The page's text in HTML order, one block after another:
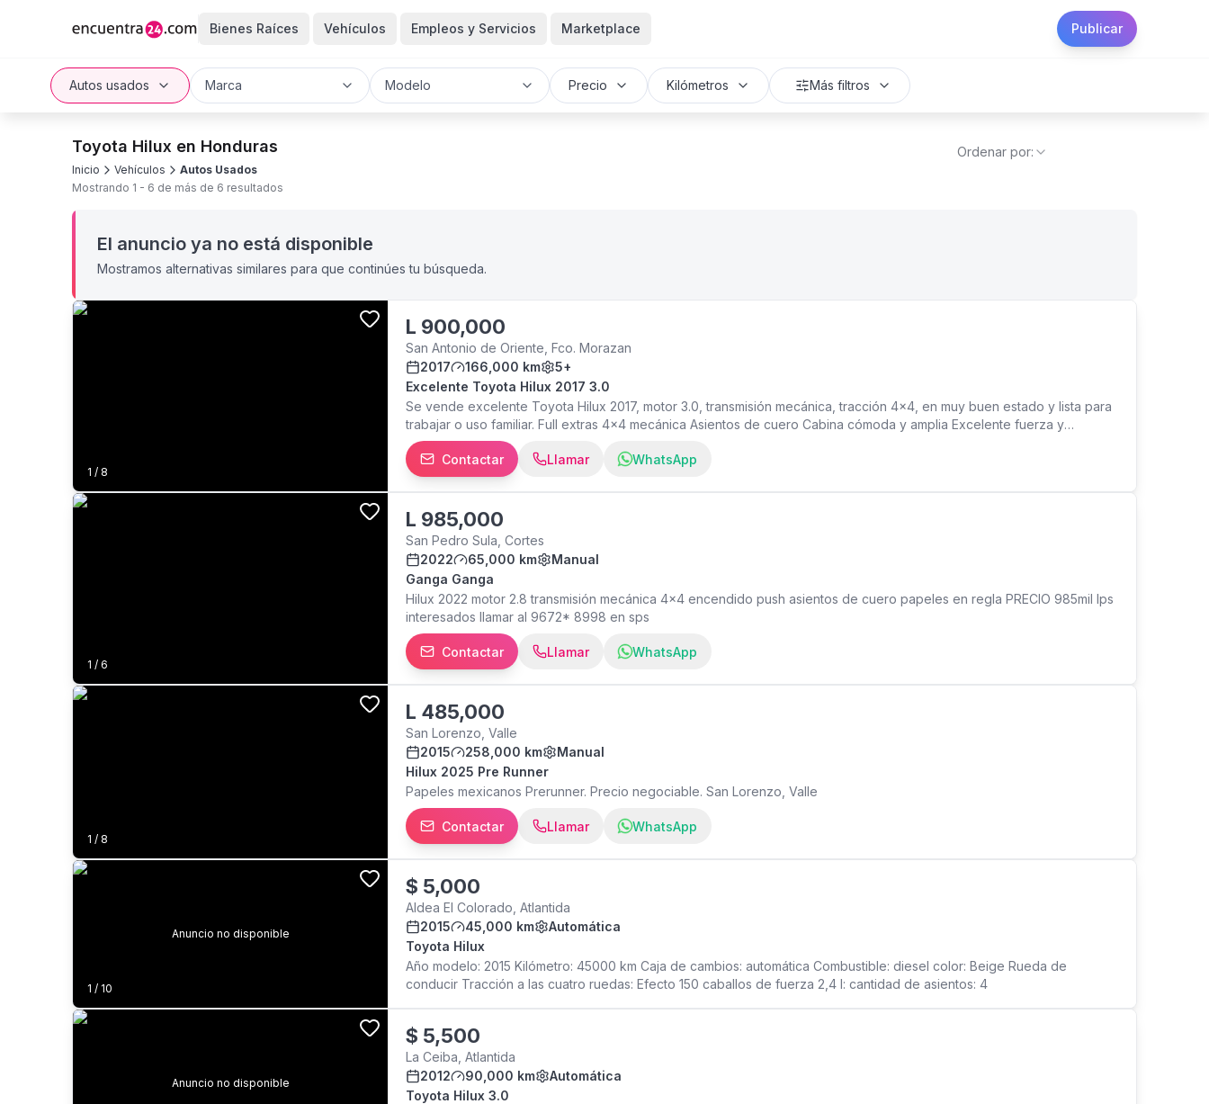
Bienes Raíces Vehículos Empleos y Servicios Marketplace Publicar
Autos usados Marca Modelo Precio Kilómetros Más filtros
Toyota Hilux en Honduras
Inicio Vehículos
Autos Usados
Mostrando 1 - 6 de más de 6 resultados
Ordenar por:
El anuncio ya no está disponible
Mostramos alternativas similares para que continúes tu búsqueda.
1 / 8
L 900,000
San Antonio de Oriente, Fco. Morazan
2017
166,000 km
5+
Excelente Toyota Hilux 2017 3.0
Se vende excelente Toyota Hilux 2017, motor 3.0, transmisión mecánica, tracción 4x4, en muy buen estado y lista para
trabajar o uso familiar. Full extras 4x4 mecánica Asientos de cuero Cabina cómoda y amplia Excelente fuerza y
desempeño Vehículo confiable Mantenimiento al día Vehículo ideal para trabajo, finca, carretera y uso diario.
Contactar
Llamar WhatsApp
1 / 6
L 985,000
San Pedro Sula, Cortes
2022
65,000 km
Manual
Ganga Ganga
Hilux 2022 motor 2.8 transmisión mecánica 4x4 encendido push asientos de cuero papeles en regla PRECIO 985mil lps
interesados llamar al 9672* 8998 en sps
Contactar Llamar WhatsApp
1 / 8
L 485,000
San Lorenzo, Valle
2015
258,000 km
Manual
Hilux 2025 Pre Runner
Papeles mexicanos Prerunner. Precio negociable. San Lorenzo, Valle
Contactar Llamar WhatsApp
1 / 10
Anuncio no disponible
$ 5,000
Aldea El Colorado, Atlantida
2015
45,000 km
Automática
Toyota Hilux
Año modelo: 2015 Kilómetro: 45000 km Caja de cambios: automática Combustible: diesel color: Beige Rueda de
conducir Tracción a las cuatro ruedas: Efecto 150 caballos de fuerza 2,4 l: cantidad de asientos: 4
Anuncio no disponible
$ 5,500
La Ceiba, Atlantida
2012
90,000 km
Automática
Toyota Hilux 3.0